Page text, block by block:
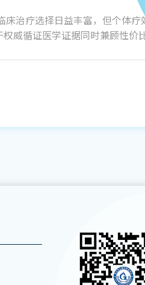
治疗选择日益丰富，但个体
威循证医学证据同时兼顾性